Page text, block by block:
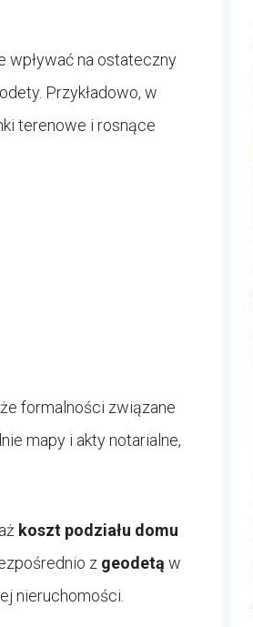
wpływać na ostateczny
Przykładowo, w
terenowe i rosnące
formalności związane
mapy i akty notarialne,
koszt podziału domu
z geodetą w
nieruchomości.